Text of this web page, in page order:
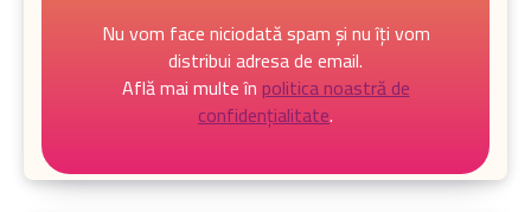
Nu vom face niciodată spam și nu îți vom
distribui adresa de email.
Află mai multe în politica noastră de
confidențialitate.